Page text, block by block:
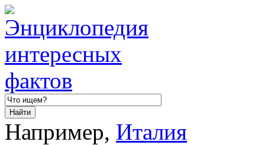
Например, Италия